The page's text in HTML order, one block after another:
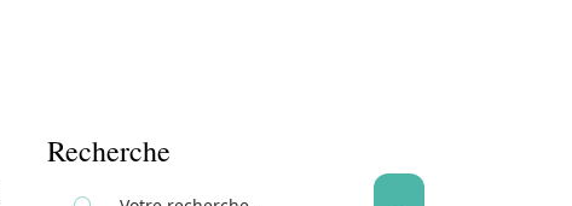
Recherche